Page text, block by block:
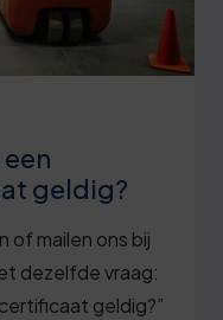
geldig?
of mailen ons bij
dezelfde vraag:
geldig?”